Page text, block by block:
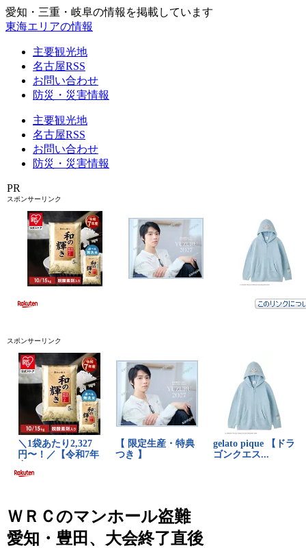
愛知・三重・岐阜の情報を掲載しています
東海エリアの情報
主要観光地
名古屋RSS
お問い合わせ
防災・災害情報
主要観光地
名古屋RSS
お問い合わせ
防災・災害情報
PR
スポンサーリンク
スポンサーリンク
ＷＲＣのマンホール盗難
愛知・豊田、大会終了直後